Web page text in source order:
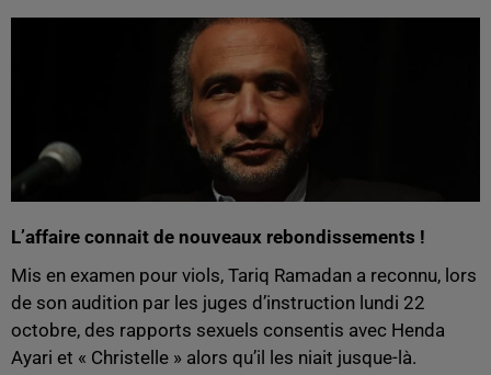
L’affaire connait de nouveaux rebondissements !
Mis en examen pour viols, Tariq Ramadan a reconnu, lors
de son audition par les juges d’instruction lundi 22
octobre, des rapports sexuels consentis avec Henda
Ayari et « Christelle » alors qu’il les niait jusque-là.